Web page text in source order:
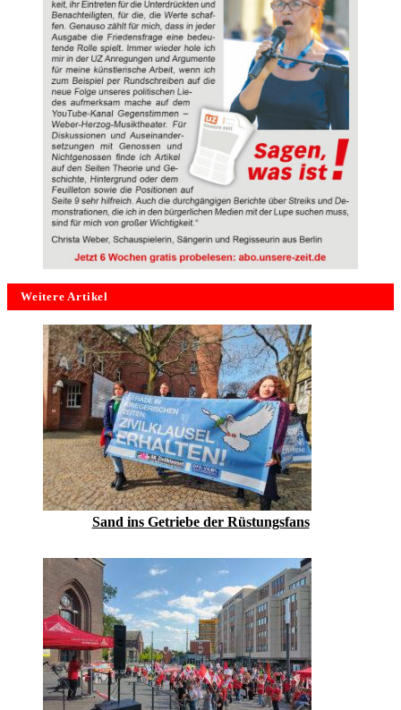
Weitere Artikel
Sand ins Getriebe der Rüstungsfans